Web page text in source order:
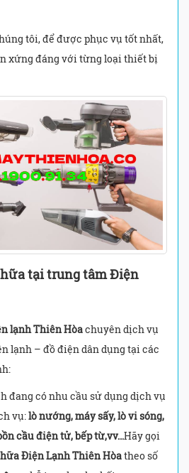
tôi, để được phục vụ tốt nhất,
xứng đáng với từng loại thiết bị
tại trung tâm Điện
lạnh Thiên Hòachuyên dịch vụ
lạnh – đồ điện dân dụng tại các
đang có nhu cầu sử dụng dịch vụ
vụ:lò nướng, máy sấy, lò vi sóng,
cầu điện tử, bếp từ,vv…Hãy gọi
Điện Lạnh Thiên Hòatheo số